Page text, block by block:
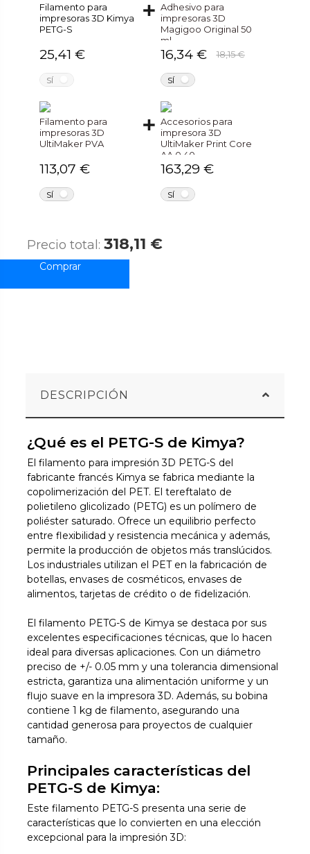
Filamento para
impresoras 3D Kimya
PETG-S
25,41 €
SÍ
Adhesivo para
impresoras 3D
Magigoo Original 50
ml
16,34 € 18,15 €
SÍ
Filamento para
impresoras 3D
UltiMaker PVA
113,07 €
SÍ
Accesorios para
impresora 3D
UltiMaker Print Core
AA 0.40
163,29 €
SÍ
Precio total:318,11 €
DESCRIPCIÓN
¿Qué es el PETG-S de Kimya?
El filamento para impresión 3D PETG-S del
fabricante francés Kimya se fabrica mediante la
copolimerización del PET. El tereftalato de
polietileno glicolizado (PETG) es un polímero de
poliéster saturado. Ofrece un equilibrio perfecto
entre flexibilidad y resistencia mecánica y además,
permite la producción de objetos más translúcidos.
Los industriales utilizan el PET en la fabricación de
botellas, envases de cosméticos, envases de
alimentos, tarjetas de crédito o de fidelización.
El filamento PETG-S de Kimya se destaca por sus
excelentes especificaciones técnicas, que lo hacen
ideal para diversas aplicaciones. Con un diámetro
preciso de +/- 0.05 mm y una tolerancia dimensional
estricta, garantiza una alimentación uniforme y un
flujo suave en la impresora 3D. Además, su bobina
contiene 1 kg de filamento, asegurando una
cantidad generosa para proyectos de cualquier
tamaño.
Principales características del
PETG-S de Kimya:
Este filamento PETG-S presenta una serie de
características que lo convierten en una elección
excepcional para la impresión 3D: